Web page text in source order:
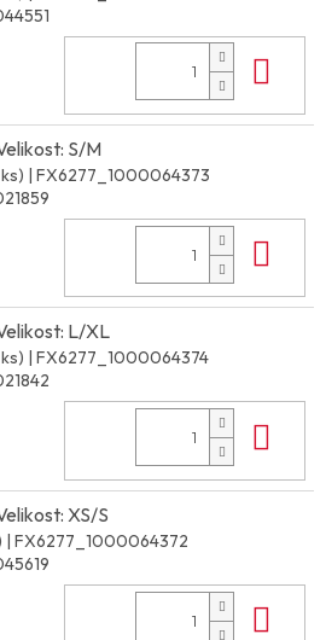
S/M
| FX6277_1000064373
L/XL
| FX6277_1000064374
XS/S
| FX6277_1000064372